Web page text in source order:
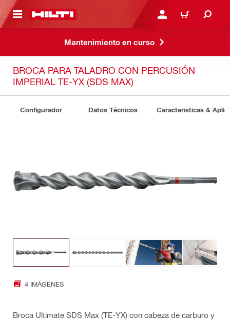
PRINCIPAL INICIE SESIÓN O
CARRITO
Mantenimiento en curso
BROCA PARA TALADRO CON PERCUSIÓN
IMPERIAL TE-YX (SDS MAX)
Configurador Datos Técnicos Características &
4 IMÁGENES
Broca Ultimate SDS Max (TE-YX) con cabeza de carburo y